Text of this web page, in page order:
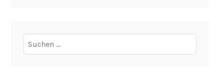
nach: